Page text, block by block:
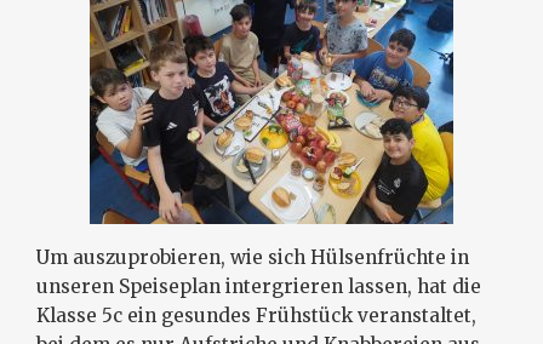
Um auszuprobieren, wie sich Hülsenfrüchte in
unseren Speiseplan intergrieren lassen, hat die
Klasse 5c ein gesundes Frühstück veranstaltet,